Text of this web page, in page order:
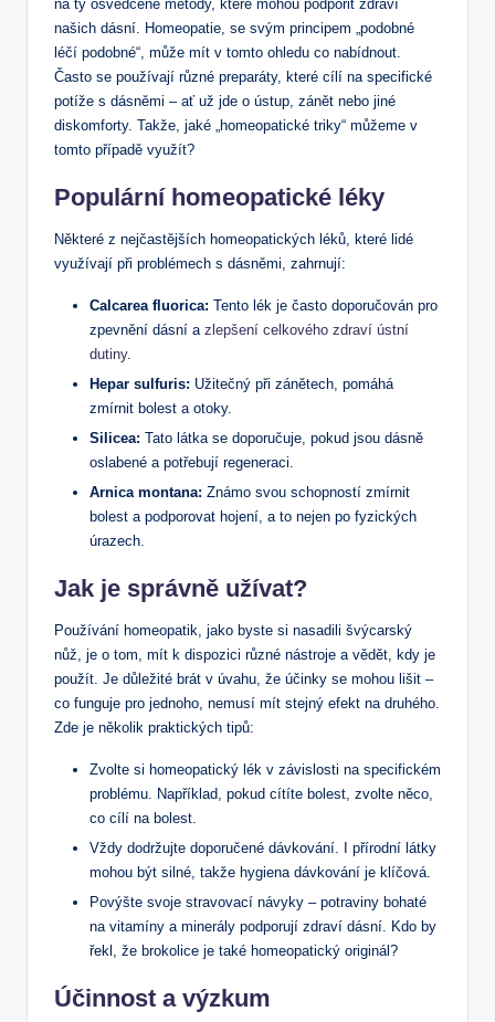
na ty osvědčené metody, které mohou podpořit zdraví
našich dásní. Homeopatie, se svým principem „podobné
léčí podobné“, může mít v tomto ohledu co nabídnout.
Často se používají různé preparáty, které cílí na specifické
potíže s dásněmi – ať už jde o ústup, zánět nebo jiné
diskomforty. Takže, jaké „homeopatické triky“ můžeme v
tomto případě využít?
Populární homeopatické léky
Některé z nejčastějších homeopatických léků, které lidé
využívají při problémech s dásněmi, zahrnují:
Calcarea fluorica: Tento lék je často doporučován pro
zpevnění dásní a zlepšení celkového zdraví ústní
dutiny.
Hepar sulfuris: Užitečný při zánětech, pomáhá
zmírnit bolest a otoky.
Silicea: Tato látka se doporučuje, pokud jsou dásně
oslabené a potřebují regeneraci.
Arnica montana: Známo svou schopností zmírnit
bolest a podporovat hojení, a to nejen po fyzických
úrazech.
Jak je správně užívat?
Používání homeopatik, jako byste si nasadili švýcarský
nůž, je o tom, mít k dispozici různé nástroje a vědět, kdy je
použít. Je důležité brát v úvahu, že účinky se mohou lišit –
co funguje pro jednoho, nemusí mít stejný efekt na druhého.
Zde je několik praktických tipů:
Zvolte si homeopatický lék v závislosti na specifickém
problému. Například, pokud cítíte bolest, zvolte něco,
co cílí na bolest.
Vždy dodržujte doporučené dávkování. I přírodní látky
mohou být silné, takže hygiena dávkování je klíčová.
Povýšte svoje stravovací návyky – potraviny bohaté
na vitamíny a minerály podporují zdraví dásní. Kdo by
řekl, že brokolice je také homeopatický originál?
Účinnost a výzkum